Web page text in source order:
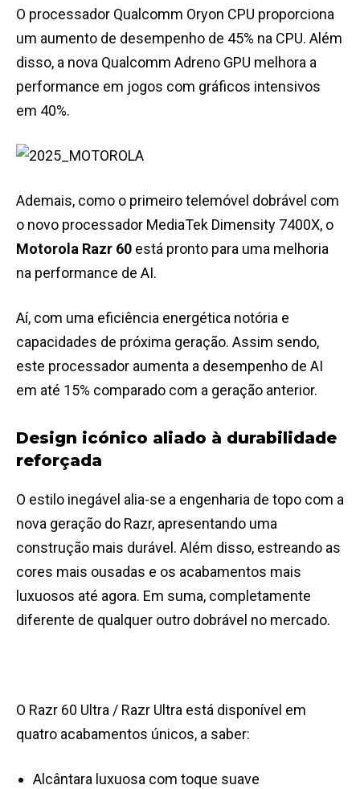
O processador Qualcomm Oryon CPU proporciona
um aumento de desempenho de 45% na CPU. Além
disso, a nova Qualcomm Adreno GPU melhora a
performance em jogos com gráficos intensivos
em 40%.
Ademais, como o primeiro telemóvel dobrável com
o novo processador MediaTek Dimensity 7400X, o
Motorola Razr 60 está pronto para uma melhoria
na performance de AI.
Aí, com uma eficiência energética notória e
capacidades de próxima geração. Assim sendo,
este processador aumenta a desempenho de AI
em até 15% comparado com a geração anterior.
Design icónico aliado à durabilidade
reforçada
O estilo inegável alia-se a engenharia de topo com a
nova geração do Razr, apresentando uma
construção mais durável. Além disso, estreando as
cores mais ousadas e os acabamentos mais
luxuosos até agora. Em suma, completamente
diferente de qualquer outro dobrável no mercado.
O Razr 60 Ultra / Razr Ultra está disponível em
quatro acabamentos únicos, a saber:
Alcântara luxuosa com toque suave